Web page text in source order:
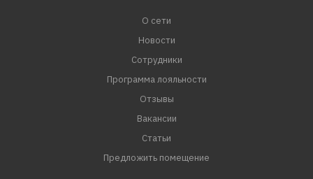
О сети
Новости
Сотрудники
Программа лояльности
Отзывы
Вакансии
Статьи
Предложить помещение